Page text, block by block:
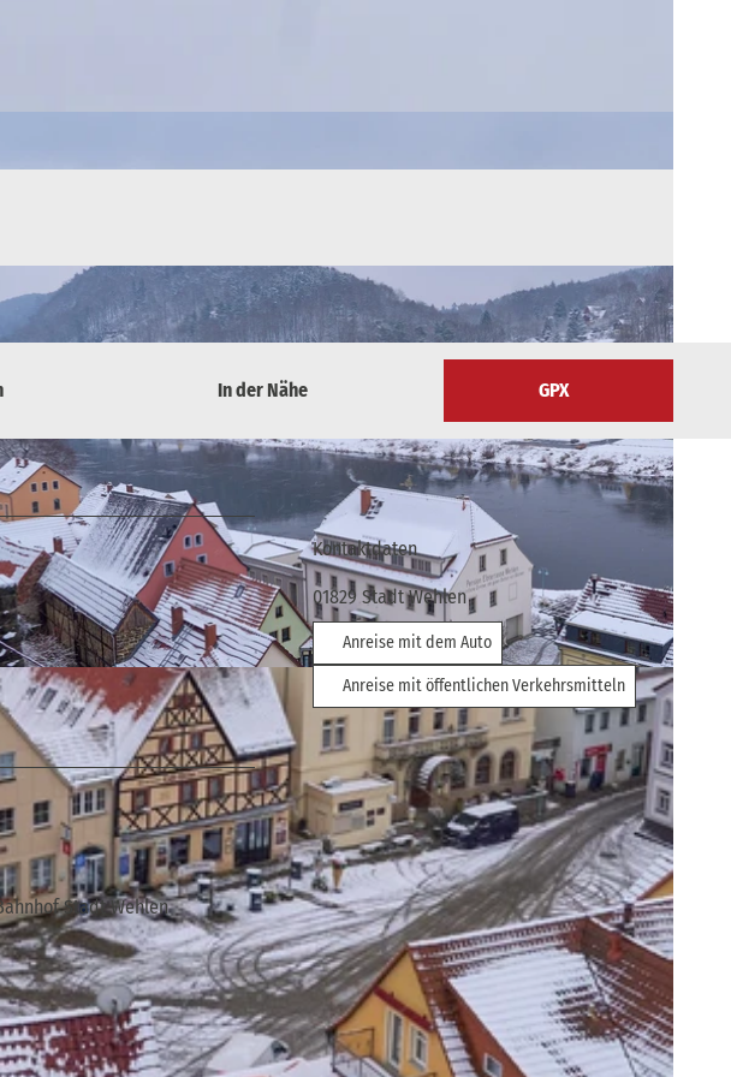
Tourismusverband Sächsische Schweiz
In der Nähe GPX
Stadt Wehlen
Kontaktdaten
01829 Stadt Wehlen
Anreise mit dem Auto
Anreise mit öffentlichen Verkehrsmitteln